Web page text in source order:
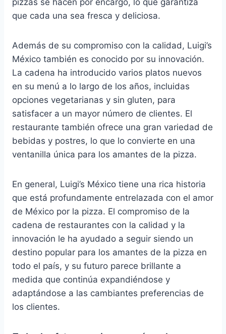
que cada una sea fresca y deliciosa.
Además de su compromiso con la calidad, Luigi’s
México también es conocido por su innovación.
La cadena ha introducido varios platos nuevos
en su menú a lo largo de los años, incluidas
opciones vegetarianas y sin gluten, para
satisfacer a un mayor número de clientes. El
restaurante también ofrece una gran variedad de
bebidas y postres, lo que lo convierte en una
ventanilla única para los amantes de la pizza.
En general, Luigi’s México tiene una rica historia
que está profundamente entrelazada con el amor
de México por la pizza. El compromiso de la
cadena de restaurantes con la calidad y la
innovación le ha ayudado a seguir siendo un
destino popular para los amantes de la pizza en
todo el país, y su futuro parece brillante a
medida que continúa expandiéndose y
adaptándose a las cambiantes preferencias de
los clientes.